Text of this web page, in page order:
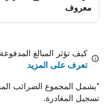
معروف
كيف تؤثر المبالغ
تعرف على المزيد
*يشمل المجموع الضرائب
تسجيل المغادرة.